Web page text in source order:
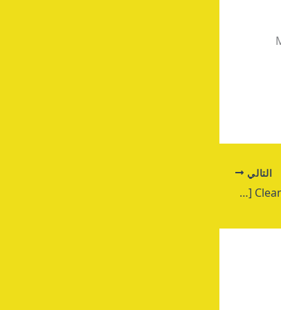
التالي
TeamViewer License[Activated] Clean [100% Worked] FileHippo